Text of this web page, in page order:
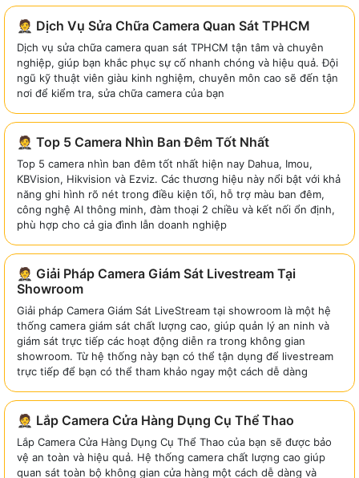
🤵 Dịch Vụ Sửa Chữa Camera Quan Sát TPHCM
Dịch vụ sửa chữa camera quan sát TPHCM tận tâm và chuyên
nghiệp, giúp bạn khắc phục sự cố nhanh chóng và hiệu quả. Đội
ngũ kỹ thuật viên giàu kinh nghiệm, chuyên môn cao sẽ đến tận
nơi để kiểm tra, sửa chữa camera của bạn
🤵 Top 5 Camera Nhìn Ban Đêm Tốt Nhất
Top 5 camera nhìn ban đêm tốt nhất hiện nay Dahua, Imou,
KBVision, Hikvision và Ezviz. Các thương hiệu này nổi bật với khả
năng ghi hình rõ nét trong điều kiện tối, hỗ trợ màu ban đêm,
công nghệ AI thông minh, đàm thoại 2 chiều và kết nối ổn định,
phù hợp cho cả gia đình lẫn doanh nghiệp
🤵 Giải Pháp Camera Giám Sát Livestream Tại
Showroom
Giải pháp Camera Giám Sát LiveStream tại showroom là một hệ
thống camera giám sát chất lượng cao, giúp quản lý an ninh và
giám sát trực tiếp các hoạt động diễn ra trong không gian
showroom. Từ hệ thống này bạn có thể tận dụng để livestream
trực tiếp để bạn có thể tham khảo ngay một cách dễ dàng
🤵 Lắp Camera Cửa Hàng Dụng Cụ Thể Thao
Lắp Camera Cửa Hàng Dụng Cụ Thể Thao của bạn sẽ được bảo
vệ an toàn và hiệu quả. Hệ thống camera chất lượng cao giúp
quan sát toàn bộ không gian cửa hàng một cách dễ dàng và